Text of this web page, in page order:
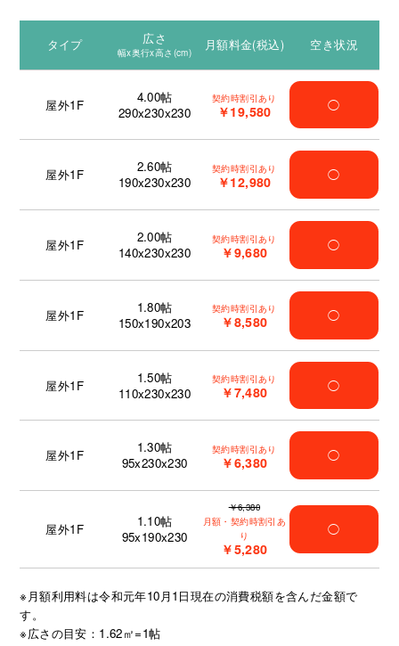
タイプ 広さ
幅x奥行x高さ(cm) 月額料金(税込) 空き状況
屋外1F 4.00帖
290x230x230
契約時割引あり
￥19,580 ◯
屋外1F 2.60帖
190x230x230
契約時割引あり
￥12,980 ◯
屋外1F 2.00帖
140x230x230
契約時割引あり
￥9,680 ◯
屋外1F 1.80帖
150x190x203
契約時割引あり
￥8,580 ◯
屋外1F 1.50帖
110x230x230
契約時割引あり
￥7,480 ◯
屋外1F 1.30帖
95x230x230
契約時割引あり
￥6,380 ◯
屋外1F 1.10帖
95x190x230
￥6,380
月額・契約時割引あ
り
￥5,280
◯
※月額利用料は令和元年10月1日現在の消費税額を含んだ金額で
す。
※広さの目安：1.62㎡=1帖